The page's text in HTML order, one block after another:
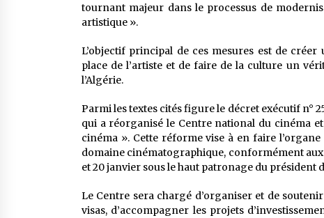
tournant majeur dans le processus de
artistique ».
L’objectif principal de ces mesures est de
place de l’artiste et de faire de la culture un
l’Algérie.
Parmi les textes cités figure le décret exécutif n°
qui a réorganisé le Centre national du cinéma
cinéma ». Cette réforme vise à en faire
domaine cinématographique, conformément aux
et 20 janvier sous le haut patronage du président
Le Centre sera chargé d’organiser et de
visas, d’accompagner les projets